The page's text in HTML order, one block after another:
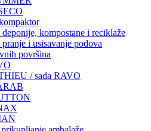
deponije, kompostane i reciklaže
i usisavanje podova
površina
/ sada RAVO